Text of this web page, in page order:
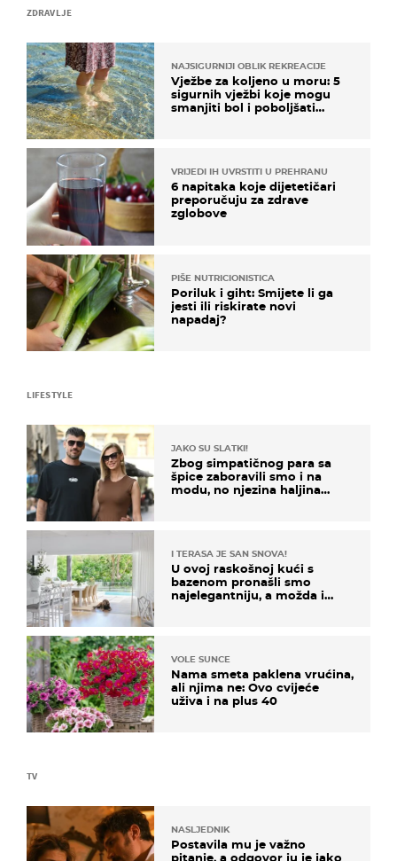
ZDRAVLJE
NAJSIGURNIJI OBLIK REKREACIJE
Vježbe za koljeno u moru: 5
sigurnih vježbi koje mogu
smanjiti bol i poboljšati
VRIJEDI IH UVRSTITI U PREHRANU
6 napitaka koje dijetetičari
preporučuju za zdrave
zglobove
PIŠE NUTRICIONISTICA
Poriluk i giht: Smijete li ga
jesti ili riskirate novi
napadaj?
TV
NASLJEDNIK
Postavila mu je važno
pitanje, a odgovor ju je jako
LIFESTYLE
JAKO SU SLATKI!
Zbog simpatičnog para sa
špice zaboravili smo i na
modu, no njezina haljina
I TERASA JE SAN SNOVA!
U ovoj raskošnoj kući s
bazenom pronašli smo
najelegantniju, a možda i
VOLE SUNCE
Nama smeta paklena vrućina,
ali njima ne: Ovo cvijeće
uživa i na plus 40